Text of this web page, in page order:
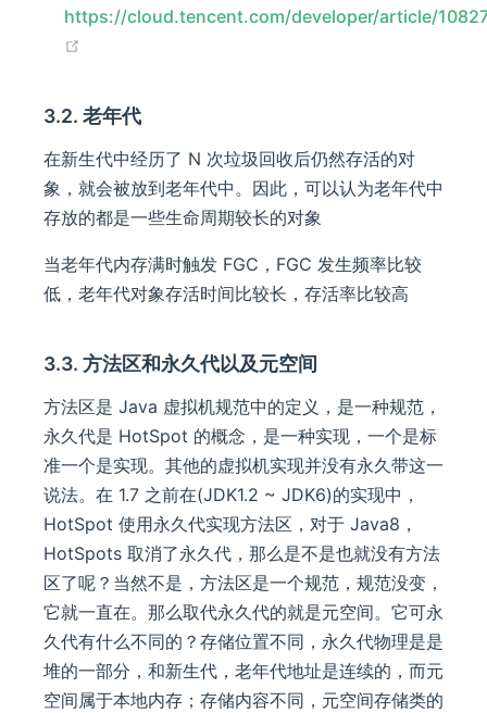
https://cloud.tencent.com/developer/article/
3.2. 老年代
在新生代中经历了 N 次垃圾回收后仍然存活的对
象，就会被放到老年代中。因此，可以认为老年代中
存放的都是一些生命周期较长的对象
当老年代内存满时触发 FGC，FGC 发生频率比较
低，老年代对象存活时间比较长，存活率比较高
3.3. 方法区和永久代以及元空间
方法区是 Java 虚拟机规范中的定义，是一种规范，
永久代是 HotSpot 的概念，是一种实现，一个是标
准一个是实现。其他的虚拟机实现并没有永久带这一
说法。在 1.7 之前在(JDK1.2 ~ JDK6)的实现中，
HotSpot 使用永久代实现方法区，对于 Java8，
HotSpots 取消了永久代，那么是不是也就没有方法
区了呢？当然不是，方法区是一个规范，规范没变，
它就一直在。那么取代永久代的就是元空间。它可永
久代有什么不同的？存储位置不同，永久代物理是是
堆的一部分，和新生代，老年代地址是连续的，而元
空间属于本地内存；存储内容不同，元空间存储类的